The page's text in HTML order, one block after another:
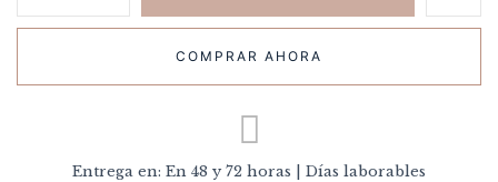
COMPRAR AHORA
Entrega en: En 48 y 72 horas | Días laborables